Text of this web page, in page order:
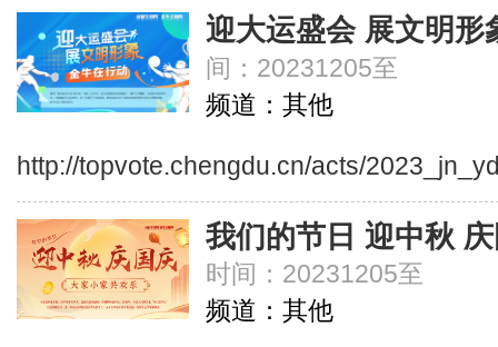
迎大运盛会 展文明
间：20231205至
频道：其他
http://topvote.chengdu.cn/acts/
我们的节日 迎中秋
时间：20231205至
频道：其他